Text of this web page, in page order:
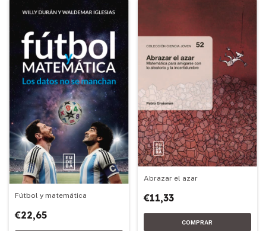
Fútbol y matemática
€22,65
Abrazar el azar
€11,33